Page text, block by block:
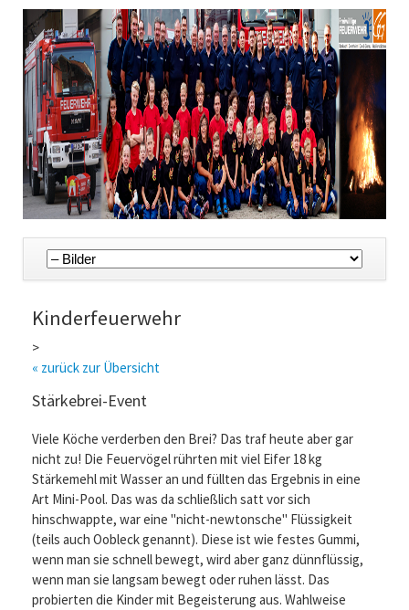
Navigation
überspringen
Kinderfeuerwehr
>
« zurück zur Übersicht
Stärkebrei-Event
Viele Köche verderben den Brei? Das traf heute aber gar
nicht zu! Die Feuervögel rührten mit viel Eifer 18 kg
Stärkemehl mit Wasser an und füllten das Ergebnis in eine
Art Mini-Pool. Das was da schließlich satt vor sich
hinschwappte, war eine "nicht-newtonsche" Flüssigkeit
(teils auch Oobleck genannt). Diese ist wie festes Gummi,
wenn man sie schnell bewegt, wird aber ganz dünnflüssig,
wenn man sie langsam bewegt oder ruhen lässt. Das
probierten die Kinder mit Begeisterung aus. Wahlweise